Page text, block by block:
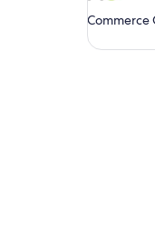
Commerce